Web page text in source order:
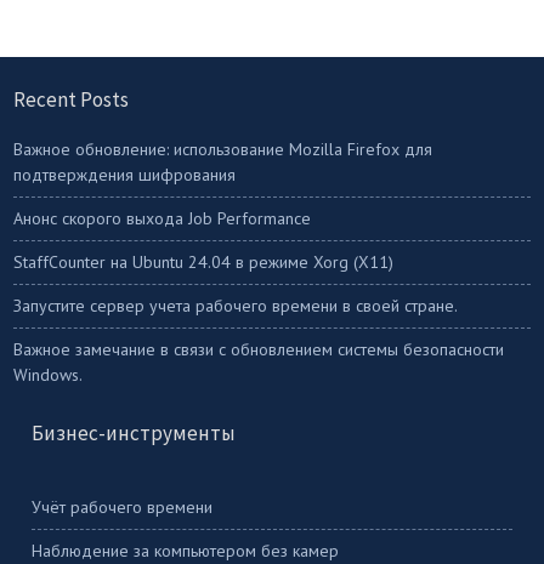
Recent Posts
Важное обновление: использование Mozilla Firefox для
подтверждения шифрования
Анонс скорого выхода Job Performance
StaffСounter на Ubuntu 24.04 в режиме Xorg (X11)
Запустите сервер учета рабочего времени в своей стране.
Важное замечание в связи с обновлением системы безопасности
Windows.
Бизнес-инструменты
Учёт рабочего времени
Наблюдение за компьютером без камер